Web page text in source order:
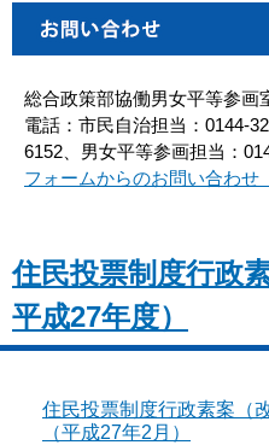
総合政策部協働男女平等参画
電話：市民自治担当：0144-
6152、男女平等参画担当：
フォームからのお問い合わせ
住民投票制度行政
平成27年度）
住民投票制度行政素案（
（平成27年2月）